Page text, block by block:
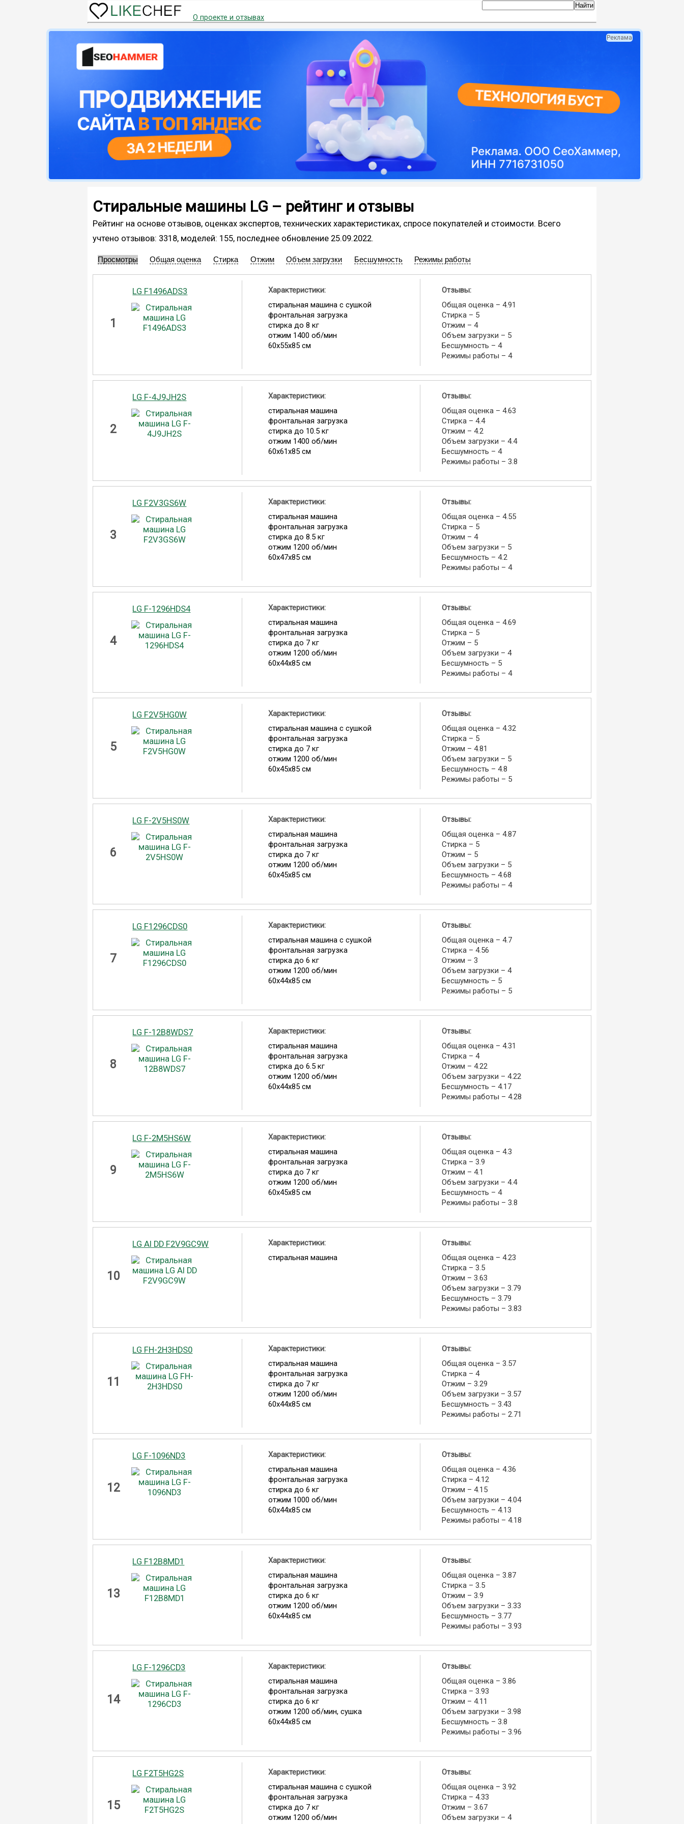
О проекте и отзывах
Реклама
Стиральные машины LG – рейтинг и отзывы
Рейтинг на основе отзывов, оценках экспертов, технических характеристиках, спросе покупателей и стоимости. Всего
учтено отзывов: 3318, моделей: 155, последнее обновление 25.09.2022.
Просмотры Общая оценка Стирка Отжим Объем загрузки Бесшумность Режимы работы
1
LG F1496ADS3
Характеристики:
стиральная машина с сушкой
фронтальная загрузка
стирка до 8 кг
отжим 1400 об/мин
60х55х85 см
Отзывы:
Общая оценка – 4.91
Стирка – 5
Отжим – 4
Объем загрузки – 5
Бесшумность – 4
Режимы работы – 4
2
LG F-4J9JH2S
Характеристики:
стиральная машина
фронтальная загрузка
стирка до 10.5 кг
отжим 1400 об/мин
60x61x85 см
Отзывы:
Общая оценка – 4.63
Стирка – 4.4
Отжим – 4.2
Объем загрузки – 4.4
Бесшумность – 4
Режимы работы – 3.8
3
LG F2V3GS6W
Характеристики:
стиральная машина
фронтальная загрузка
стирка до 8.5 кг
отжим 1200 об/мин
60х47х85 см
Отзывы:
Общая оценка – 4.55
Стирка – 5
Отжим – 4
Объем загрузки – 5
Бесшумность – 4.2
Режимы работы – 4
4
LG F-1296HDS4
Характеристики:
стиральная машина
фронтальная загрузка
стирка до 7 кг
отжим 1200 об/мин
60х44х85 см
Отзывы:
Общая оценка – 4.69
Стирка – 5
Отжим – 5
Объем загрузки – 4
Бесшумность – 5
Режимы работы – 4
5
LG F2V5HG0W
Характеристики:
стиральная машина с сушкой
фронтальная загрузка
стирка до 7 кг
отжим 1200 об/мин
60х45х85 см
Отзывы:
Общая оценка – 4.32
Стирка – 5
Отжим – 4.81
Объем загрузки – 5
Бесшумность – 4.8
Режимы работы – 5
6
LG F-2V5HS0W
Характеристики:
стиральная машина
фронтальная загрузка
стирка до 7 кг
отжим 1200 об/мин
60х45х85 см
Отзывы:
Общая оценка – 4.87
Стирка – 5
Отжим – 5
Объем загрузки – 5
Бесшумность – 4.68
Режимы работы – 4
7
LG F1296CDS0
Характеристики:
стиральная машина с сушкой
фронтальная загрузка
стирка до 6 кг
отжим 1200 об/мин
60х44х85 см
Отзывы:
Общая оценка – 4.7
Стирка – 4.56
Отжим – 3
Объем загрузки – 4
Бесшумность – 5
Режимы работы – 5
8
LG F-12B8WDS7
Характеристики:
стиральная машина
фронтальная загрузка
стирка до 6.5 кг
отжим 1200 об/мин
60x44x85 см
Отзывы:
Общая оценка – 4.31
Стирка – 4
Отжим – 4.22
Объем загрузки – 4.22
Бесшумность – 4.17
Режимы работы – 4.28
9
LG F-2M5HS6W
Характеристики:
стиральная машина
фронтальная загрузка
стирка до 7 кг
отжим 1200 об/мин
60x45x85 см
Отзывы:
Общая оценка – 4.3
Стирка – 3.9
Отжим – 4.1
Объем загрузки – 4.4
Бесшумность – 4
Режимы работы – 3.8
10
LG AI DD F2V9GC9W
Характеристики:
стиральная машина
Отзывы:
Общая оценка – 4.23
Стирка – 3.5
Отжим – 3.63
Объем загрузки – 3.79
Бесшумность – 3.79
Режимы работы – 3.83
11
LG FH-2H3HDS0
Характеристики:
стиральная машина
фронтальная загрузка
стирка до 7 кг
отжим 1200 об/мин
60x44x85 см
Отзывы:
Общая оценка – 3.57
Стирка – 4
Отжим – 3.29
Объем загрузки – 3.57
Бесшумность – 3.43
Режимы работы – 2.71
12
LG F-1096ND3
Характеристики:
стиральная машина
фронтальная загрузка
стирка до 6 кг
отжим 1000 об/мин
60x44x85 см
Отзывы:
Общая оценка – 4.36
Стирка – 4.12
Отжим – 4.15
Объем загрузки – 4.04
Бесшумность – 4.13
Режимы работы – 4.18
13
LG F12B8MD1
Характеристики:
стиральная машина
фронтальная загрузка
стирка до 6 кг
отжим 1200 об/мин
60x44x85 см
Отзывы:
Общая оценка – 3.87
Стирка – 3.5
Отжим – 3.9
Объем загрузки – 3.33
Бесшумность – 3.77
Режимы работы – 3.93
14
LG F-1296CD3
Характеристики:
стиральная машина
фронтальная загрузка
стирка до 6 кг
отжим 1200 об/мин, сушка
60x44x85 см
Отзывы:
Общая оценка – 3.86
Стирка – 3.93
Отжим – 4.11
Объем загрузки – 3.98
Бесшумность – 3.8
Режимы работы – 3.96
15
LG F2T5HG2S
Характеристики:
стиральная машина с сушкой
фронтальная загрузка
стирка до 7 кг
отжим 1200 об/мин
Отзывы:
Общая оценка – 3.92
Стирка – 4.33
Отжим – 3.67
Объем загрузки – 4